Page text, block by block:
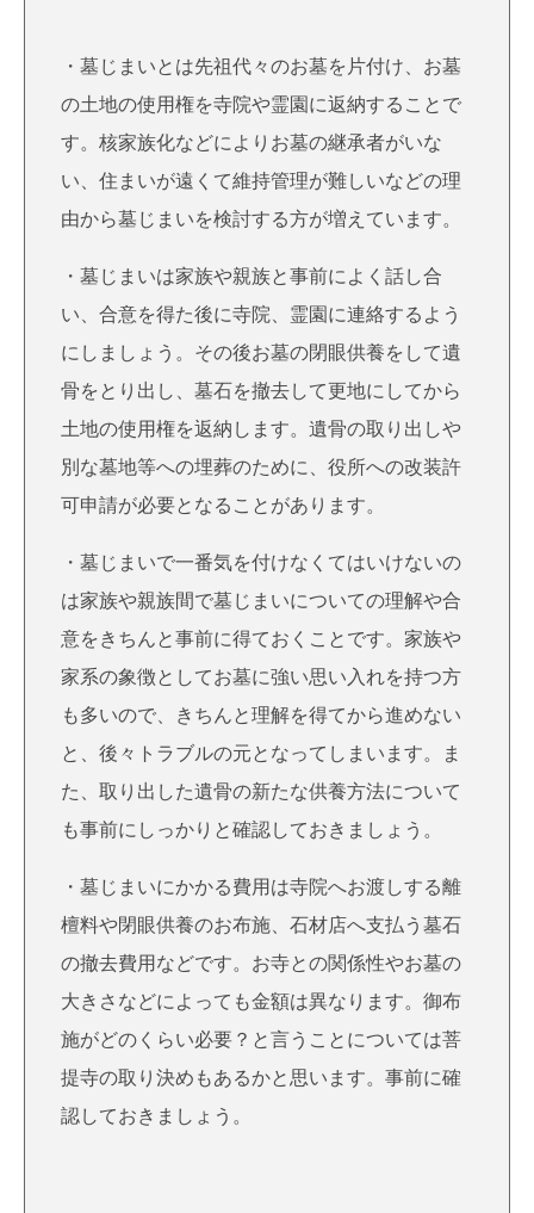
・墓じまいとは先祖代々のお墓を片付け、お墓
の土地の使用権を寺院や霊園に返納することで
す。核家族化などによりお墓の継承者がいな
い、住まいが遠くて維持管理が難しいなどの理
由から墓じまいを検討する方が増えています。
・墓じまいは家族や親族と事前によく話し合
い、合意を得た後に寺院、霊園に連絡するよう
にしましょう。その後お墓の閉眼供養をして遺
骨をとり出し、墓石を撤去して更地にしてから
土地の使用権を返納します。遺骨の取り出しや
別な墓地等への埋葬のために、役所への改装許
可申請が必要となることがあります。
・墓じまいで一番気を付けなくてはいけないの
は家族や親族間で墓じまいについての理解や合
意をきちんと事前に得ておくことです。家族や
家系の象徴としてお墓に強い思い入れを持つ方
も多いので、きちんと理解を得てから進めない
と、後々トラブルの元となってしまいます。ま
た、取り出した遺骨の新たな供養方法について
も事前にしっかりと確認しておきましょう。
・墓じまいにかかる費用は寺院へお渡しする離
檀料や閉眼供養のお布施、石材店へ支払う墓石
の撤去費用などです。お寺との関係性やお墓の
大きさなどによっても金額は異なります。御布
施がどのくらい必要？と言うことについては菩
提寺の取り決めもあるかと思います。事前に確
認しておきましょう。